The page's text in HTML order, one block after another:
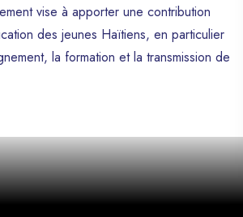
vise à apporter une contribution
des jeunes Haïtiens, en particulier
la formation et la transmission de